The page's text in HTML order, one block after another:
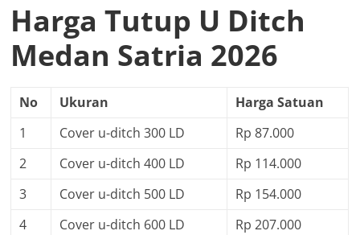
Harga Tutup U Ditch
Medan Satria 2026
No Ukuran
Harga Satuan
1
Cover u-ditch 300 LD
Rp 87.000
2
Cover u-ditch 400 LD
Rp 114.000
3
Cover u-ditch 500 LD
Rp 154.000
4
Cover u-ditch 600 LD
Rp 207.000